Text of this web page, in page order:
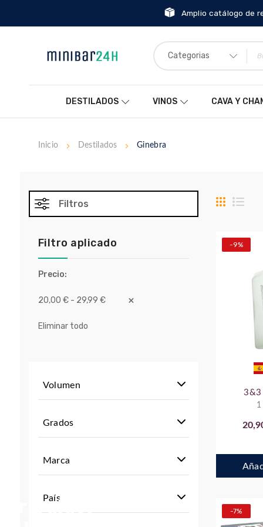
Amplio catálogo de
Categorias
DESTILADOS VINOS CAVA Y
Inicio Destilados Ginebra
Parrilla
-9%
3&3
-7%
Filtros
Filtro aplicado
Precio
20,00 € - 29,99 €
Eliminar todo
Volumen
Grados
Marca
País